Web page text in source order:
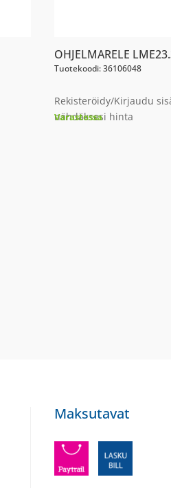
OHJELMARELE
Tuotekoodi: 36106048
Rekisteröidy/Kirjaudu
nähdäksesi hinta
Varastossa
Maksutavat